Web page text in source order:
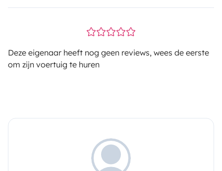
Deze eigenaar heeft nog geen reviews, wees de eerste
om zijn voertuig te huren